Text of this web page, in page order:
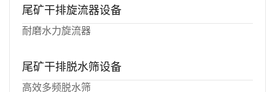
尾矿干排旋流器设备
耐磨水力旋流器
尾矿干排脱水筛设备
高效多频脱水筛